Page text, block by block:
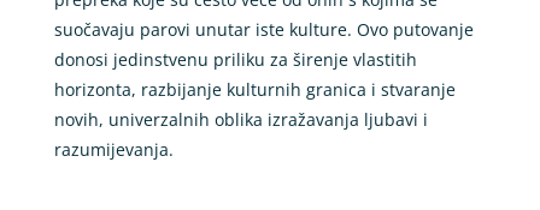
suočavaju parovi unutar iste kulture. Ovo putovanje
donosi jedinstvenu priliku za širenje vlastitih
horizonta, razbijanje kulturnih granica i stvaranje
novih, univerzalnih oblika izražavanja ljubavi i
razumijevanja.